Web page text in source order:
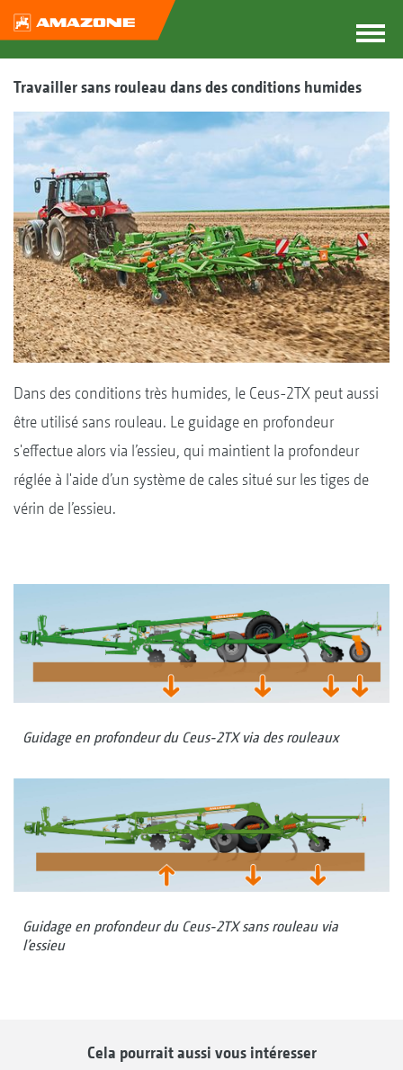
Travailler sans rouleau dans des conditions humides
Dans des conditions très humides, le Ceus-2TX peut aussi
être utilisé sans rouleau. Le guidage en profondeur
s'effectue alors via l’essieu, qui maintient la profondeur
réglée à l'aide d’un système de cales situé sur les tiges de
vérin de l’essieu.
Guidage en profondeur du Ceus-2TX via des rouleaux
Guidage en profondeur du Ceus-2TX sans rouleau via
l’essieu
Cela pourrait aussi vous intéresser